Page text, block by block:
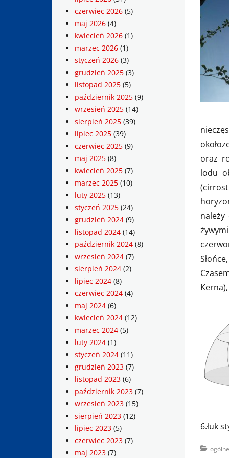
oraz
lodu
6.łuk
Categories
ogólne
czerwiec 2026 (5)
maj 2026 (4)
kwiecień 2026 (1)
marzec 2026 (1)
styczeń 2026 (3)
grudzień 2025 (3)
listopad 2025 (5)
październik 2025 (9)
wrzesień 2025 (14)
sierpień 2025 (39)
lipiec 2025 (39)
czerwiec 2025 (9)
maj 2025 (8)
kwiecień 2025 (7)
marzec 2025 (10)
luty 2025 (13)
styczeń 2025 (24)
grudzień 2024 (9)
listopad 2024 (14)
październik 2024 (8)
wrzesień 2024 (7)
sierpień 2024 (2)
lipiec 2024 (8)
czerwiec 2024 (4)
maj 2024 (6)
kwiecień 2024 (12)
marzec 2024 (5)
luty 2024 (1)
styczeń 2024 (11)
grudzień 2023 (7)
listopad 2023 (6)
październik 2023 (7)
wrzesień 2023 (15)
sierpień 2023 (12)
lipiec 2023 (5)
czerwiec 2023 (7)
maj 2023 (7)